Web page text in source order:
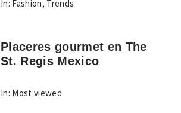
In: Fashion, Trends
Placeres gourmet en The
St. Regis Mexico
In: Most viewed